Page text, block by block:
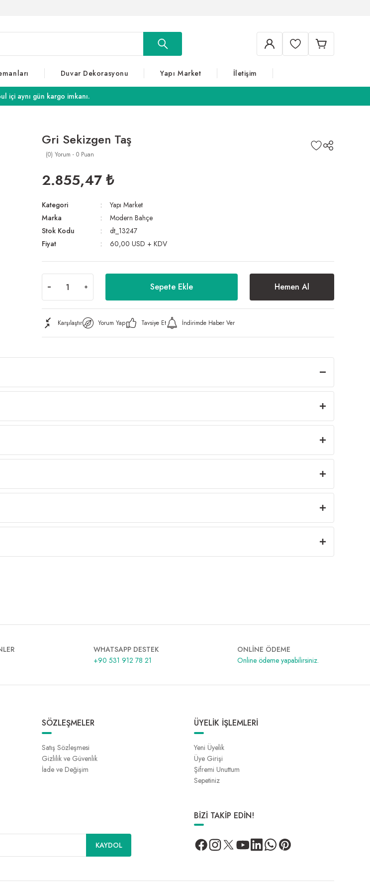
Duvar Dekorasyonu Yapı Market İletişim
içi aynı gün kargo imkanı.
Gri Sekizgen Taş
(0) Yorum - 0 Puan
2.855,47 ₺
Kategori
Yapı Market
Marka
Modern Bahçe
Stok Kodu
dt_13247
Fiyat
60,00 USD + KDV
Sepete Ekle Hemen Al
Karşılaştır Yorum Yap Tavsiye Et İndirimde Haber Ver
WHATSAPP DESTEK
+90 531 912 78 21
ONLİNE ÖDEME
Online ödeme yapabilirsiniz.
SÖZLEŞMELER
Satış Sözleşmesi
Gizlilik ve Güvenlik
İade ve Değişim
ÜYELİK İŞLEMLERİ
Yeni Üyelik
Üye Girişi
Şifremi Unuttum
Sepetiniz
KAYDOL
BİZİ TAKİP EDİN!